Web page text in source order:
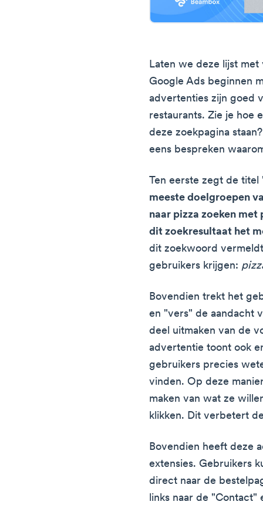
Laten we deze lijst
Google Ads beginnen
advertenties zijn goed
restaurants. Zie je hoe
deze zoekpagina
eens bespreken
Ten eerste zegt de
meeste doelgroepen
naar pizza zoeken
dit zoekresultaat het
dit zoekwoord
gebruikers krijgen:
Bovendien trekt het
en "vers" de aandacht
deel uitmaken van de
advertentie toont ook
gebruikers precies
vinden. Op deze
maken van wat ze
klikken. Dit verbetert
Bovendien heeft deze
extensies. Gebruikers
direct naar de
links naar de "Contact"